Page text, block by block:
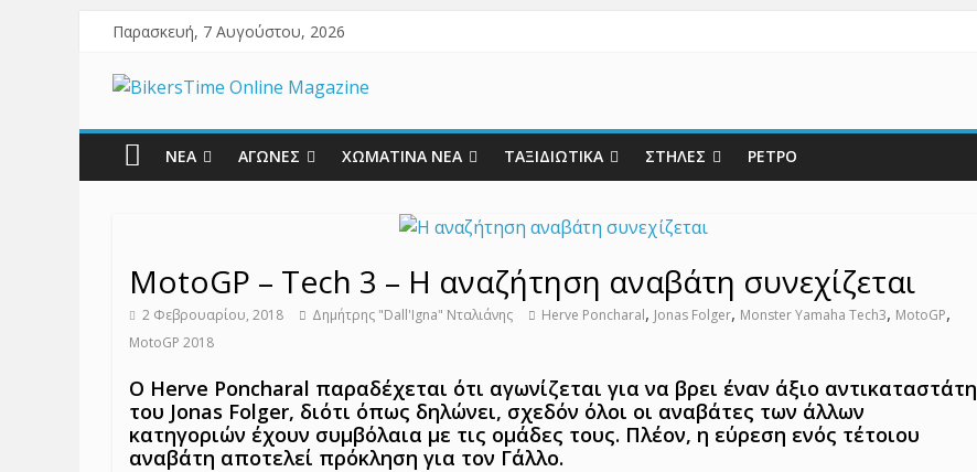
Παρασκευή, 7 Αυγούστου, 2026
ΝΕΑ ΑΓΩΝΕΣ ΧΩΜΑΤΙΝΑ ΝΕΑ ΤΑΞΙΔΙΩΤΙΚΑ ΣΤΗΛΕΣ ΡΕΤΡΟ
MotoGP – Tech 3 – Η αναζήτηση αναβάτη συνεχίζεται
2 Φεβρουαρίου, 2018 Δημήτρης "Dall'Igna" Νταλιάνης Herve Poncharal, Jonas Folger, Monster Yamaha Tech3, MotoGP,
MotoGP 2018
O Herve Poncharal παραδέχεται ότι αγωνίζεται για να βρει έναν άξιο αντικαταστάτη
του Jonas Folger, διότι όπως δηλώνει, σχεδόν όλοι οι αναβάτες των άλλων
κατηγοριών έχουν συμβόλαια με τις ομάδες τους. Πλέον, η εύρεση ενός τέτοιου
αναβάτη αποτελεί πρόκληση για τον Γάλλο.